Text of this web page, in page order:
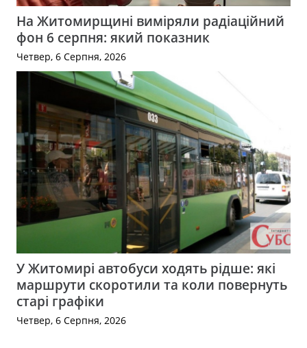
На Житомирщині виміряли радіаційний
фон 6 серпня: який показник
Четвер, 6 Серпня, 2026
У Житомирі автобуси ходять рідше: які
маршрути скоротили та коли повернуть
старі графіки
Четвер, 6 Серпня, 2026